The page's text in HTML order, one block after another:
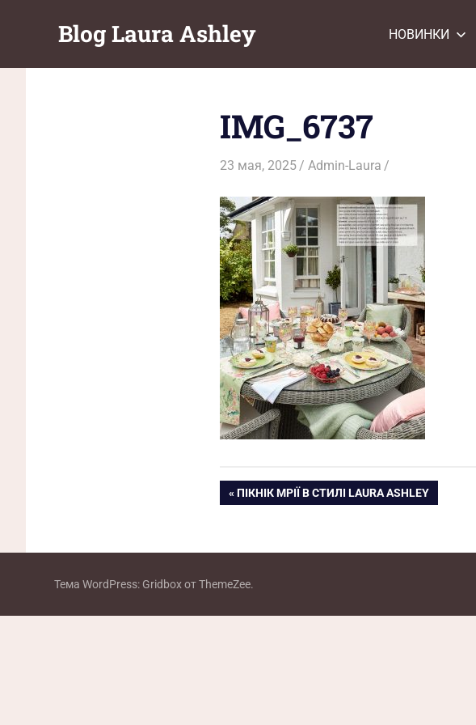
Blog Laura Ashley НОВИНКИ
IMG_6737
23 мая, 2025 Admin-Laura
Навигация
ПРЕДЫДУЩАЯ
ПІКНІК МРІЇ В СТИЛІ LAURA ASHLEY
Тема WordPress: Gridbox от ThemeZee.